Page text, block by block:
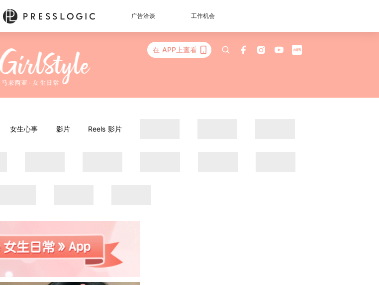
广告洽谈 工作机会
在 APP上查看
女生心事 影片 Reels 影片